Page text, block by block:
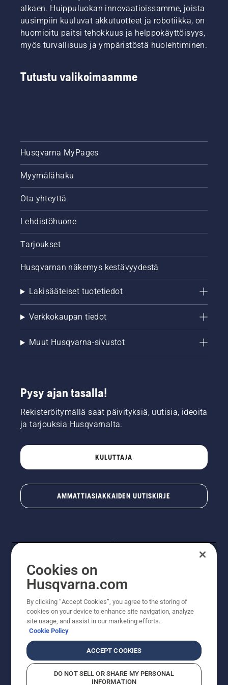
varmistat
nurmikon
hyvinvoinnin
ja
vehreyden
ajan.
kauden
ajan.
alkaen. Huippuluokan innovaatioissamme, joista
uusimpiin kuuluvat akkutuotteet ja robotiikka, on
huomioitu paitsi tehokkuus ja helppokäyttöisyys,
myös turvallisuus ja ympäristöstä huolehtiminen.
Tutustu valikoimaamme
Husqvarna MyPages
Myymälähaku
Ota yhteyttä
Lehdistöhuone
Tarjoukset
Husqvarnan näkemys kestävyydestä
Lakisääteiset tuotetiedot
Verkkokaupan tiedot
Muut Husqvarna-sivustot
Pysy ajan tasalla!
Rekisteröitymällä saat päivityksiä, uutisia, ideoita
ja tarjouksia Husqvarnalta.
KULUTTAJA
AMMATTIASIAKKAIDEN UUTISKIRJE
© Husqvarna AB (publ). Kaikki oikeudet pidätetään.
Hinnat ovat suositushintoja. Varaamme oikeudet
hintamuutoksiin, kirjoitus- ja sisältövirheisiin. Sivusto
pyritään pitämään mahdollisimman ajantasaisena ja
suositushintoja (sis. alv), ellei tuotetta voi ostaa
suoraan verkkosivustoltamme.
EvästekäytäntöKäyttöehdotTietosuojailmoitusTiedot
Epäillyistä rikkomuksista ilmoittaminen
Cookies on
Husqvarna.com
By clicking “Accept Cookies”, you agree to the storing of
cookies on your device to enhance site navigation, analyze
site usage, and assist in our marketing efforts.
Cookie Policy
ACCEPT COOKIES
DO NOT SELL OR SHARE MY PERSONAL
INFORMATION